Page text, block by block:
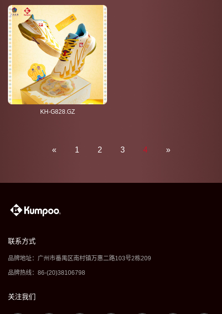
KH-G828.GZ
« 1 2 3 4 »
联系方式
品牌地址：广州市番禺区南村镇万惠二路103号2栋209
品牌热线：86-(20)38106798
关注我们